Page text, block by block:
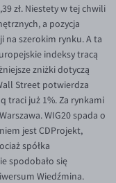
zł. Niestety w tej chwili
a pozycja
na szerokim rynku. A ta
indeksy tracą
zniżki dotyczą
Street potwierdza
traci już 1%. Za rynkami
WIG20 spada o
jest CDProjekt,
spółka
spodobało się
Wiedźmina.